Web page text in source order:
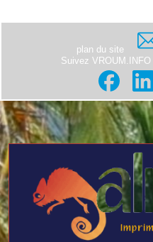
plan du site
Suivez